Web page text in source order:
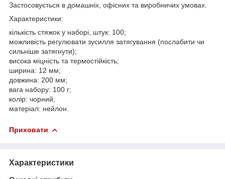
Застосовується в домашніх, офісних та виробничих умовах.
Характеристики:
кількість стяжок у наборі, штук: 100;
можливість регулювати зусилля затягування (послабити чи
сильніше затягнути);
висока міцність та термостійкість;
ширина: 12 мм;
довжина: 200 мм;
вага набору: 100 г;
колір: чорний;
матеріал: нейлон.
Приховати
Характеристики